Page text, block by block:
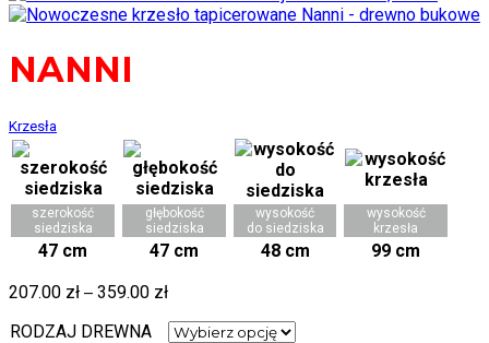
NANNI
Krzesła
szerokość
siedziska
głębokość
siedziska
wysokość
do siedziska
wysokość
krzesła
47 cm 47 cm 48 cm
99 cm
207.00 zł – 359.00 zł
RODZAJ DREWNA